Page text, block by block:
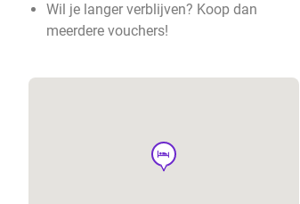
Wil je langer verblijven? Koop dan
meerdere vouchers!
hotel